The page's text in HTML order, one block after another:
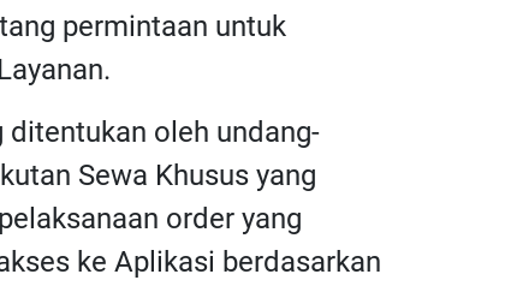
permintaan untuk
ditentukan oleh undang-
Sewa Khusus yang
order yang
ke Aplikasi berdasarkan